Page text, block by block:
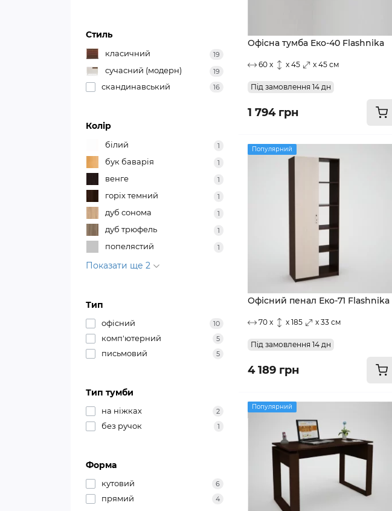
Стиль
класичний 19
сучасний (модерн) 19
скандинавський 16
Колір
білий 1
бук баварія 1
венге 1
горіх темний 1
дуб сонома 1
дуб трюфель 1
попелястий 1
Показати ще 2
Тип
офісний 10
комп'ютерний 5
письмовий 5
Тип тумби
на ніжках 2
без ручок 1
Форма
кутовий 6
прямий 4
Офісна тумба Еко-40 Flashnika
60 x x 45 x 45 см
Під замовлення 14 дн
1 794 грн
Популярний
Офісний пенал Еко-71 Flashnika
70 x x 185 x 33 см
Під замовлення 14 дн
4 189 грн
Популярний